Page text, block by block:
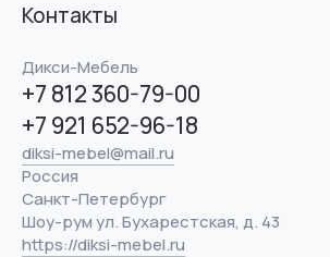
Контакты
Дикси-Мебель
+7 812 360-79-00
+7 921 652-96-18
diksi-mebel@mail.ru
Россия
Санкт-Петербург
Шоу-рум ул. Бухарестская, д. 43
https://diksi-mebel.ru